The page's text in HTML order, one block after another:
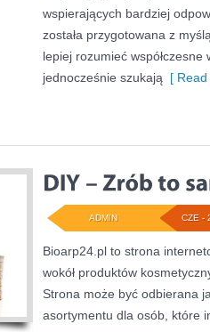
wspierających bardziej
została przygotowana z
lepiej rozumieć
jednocześnie szukają [
CZE -
ADMIN
Bioarp24.pl to strona
wokół produktów
Strona może być odbierana
asortymentu dla osób, które